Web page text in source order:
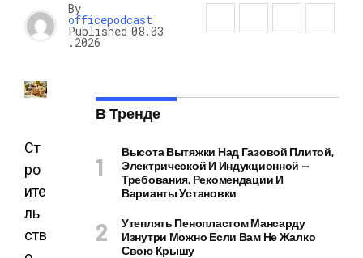
By
officepodcast
Published 08.03
.2026
Ст
ро
ите
ль
ств
В Тренде
Высота Вытяжки Над Газовой Плитой,
Электрической И Индукционной —
Требования, Рекомендации И
Варианты Установки
Утеплять Пенопластом Мансарду
Изнутри Можно Если Вам Не Жалко
Свою Крышу